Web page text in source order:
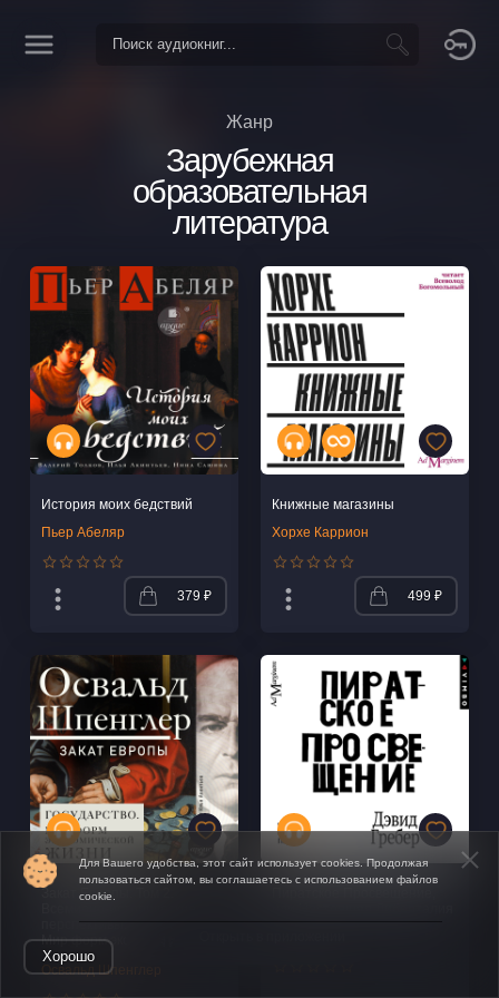
Жанр
Зарубежная
образовательная
литература
История моих бедствий
Пьер Абеляр
379 ₽
Книжные магазины
Хорхе Каррион
499 ₽
Закат Европы. Том 2.
перспективы. Государство.
Мир форм экономической
жизни
Освальд Шпенглер
Для Вашего удобства, этот сайт использует cookies. Продолжая
пользоваться сайтом, вы соглашаетесь с использованием файлов
cookie.
Хорошо